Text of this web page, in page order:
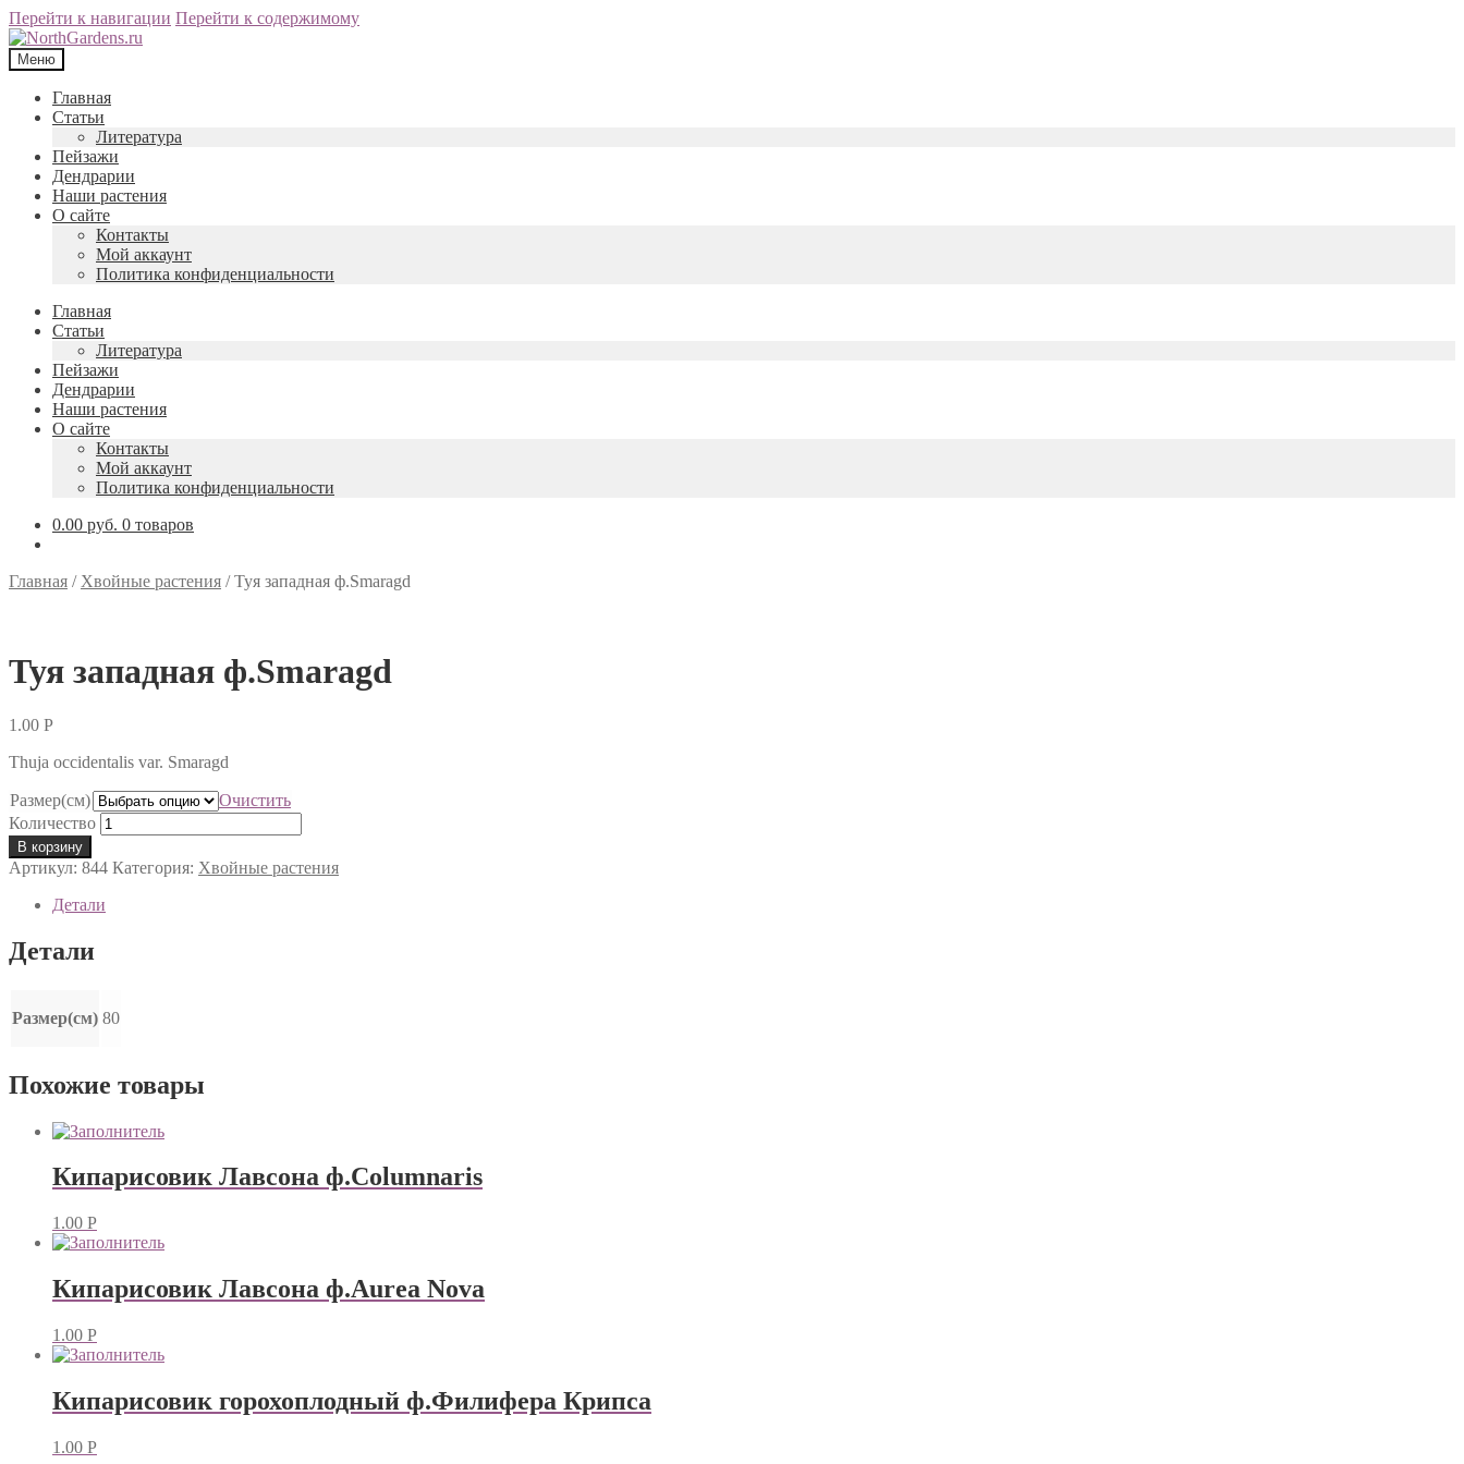
Перейти к навигации Перейти к содержимому
Меню
Главная
Статьи
Литература
Пейзажи
Дендрарии
Наши растения
О сайте
Контакты
Мой аккаунт
Политика конфиденциальности
Главная
Статьи
Литература
Пейзажи
Дендрарии
Наши растения
О сайте
Контакты
Мой аккаунт
Политика конфиденциальности
0.00 руб. 0 товаров
Главная / Хвойные растения /Туя западная ф.Smaragd
Туя западная ф.Smaragd
1.00 Р
Thuja occidentalis var. Smaragd
Размер(см)
Очистить
Количество
В корзину
Артикул: 844 Категория: Хвойные растения
Детали
Детали
Размер(см) 80
Похожие товары
Кипарисовик Лавсона ф.Columnaris
1.00 Р
Кипарисовик Лавсона ф.Aurea Nova
1.00 Р
Кипарисовик горохоплодный ф.Филифера Крипса
1.00 Р